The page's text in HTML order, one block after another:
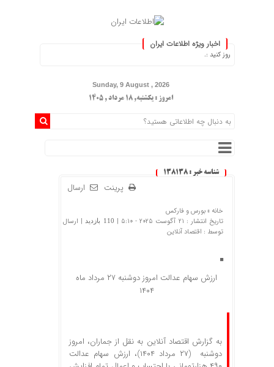
اخبار ویژه اطلاعات ایران
Sunday, 9 August , 2026
امروز : یکشنبه, ۱۸ مرداد , ۱۴۰۵
شناسه خبر : 138138
ارسال پرینت
خانه »بورس و فارکس
تاریخ انتشار : 21 آگوست 2025 - 5:10 |
110 بازدید
| ارسال
توسط : اقتصاد آنلاین
ارزش سهام عدالت امروز دوشنبه ۲۷ مرداد ماه
۱۴۰۴
به گزارش اقتصاد آنلاین به نقل از جماران، امروز
دوشنبه (۲۷ مرداد ۱۴۰۴)، ارزش سهام عدالت